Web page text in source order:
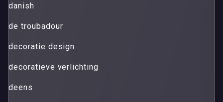
danish
de troubadour
decoratie design
decoratieve verlichting
deens